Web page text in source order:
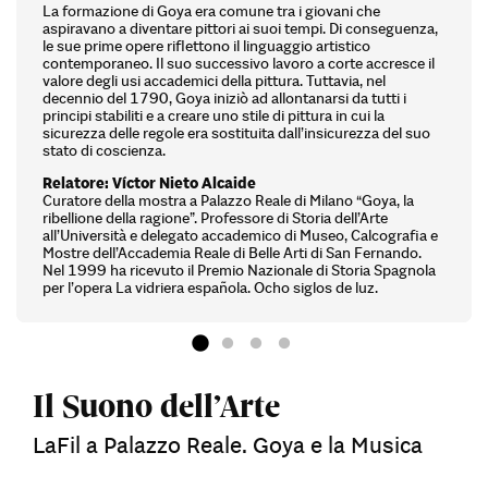
La formazione di Goya era comune tra i giovani che
aspiravano a diventare pittori ai suoi tempi. Di conseguenza,
le sue prime opere riflettono il linguaggio artistico
contemporaneo. Il suo successivo lavoro a corte accresce il
valore degli usi accademici della pittura. Tuttavia, nel
decennio del 1790, Goya iniziò ad allontanarsi da tutti i
principi stabiliti e a creare uno stile di pittura in cui la
sicurezza delle regole era sostituita dall’insicurezza del suo
stato di coscienza.
Relatore: Víctor Nieto Alcaide
Curatore della mostra a Palazzo Reale di Milano “Goya, la
ribellione della ragione”. Professore di Storia dell’Arte
all’Università e delegato accademico di Museo, Calcografia e
Mostre dell’Accademia Reale di Belle Arti di San Fernando.
Nel 1999 ha ricevuto il Premio Nazionale di Storia Spagnola
per l’opera La vidriera española. Ocho siglos de luz.
Il Suono dell’Arte
LaFil a Palazzo Reale. Goya e la Musica